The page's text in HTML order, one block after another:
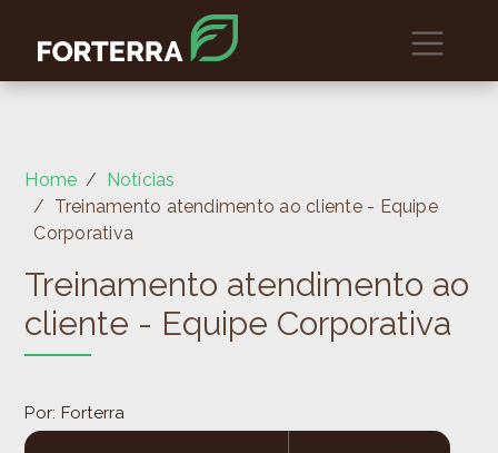
Home
Notícias
Treinamento atendimento ao cliente - Equipe
Corporativa
Treinamento atendimento ao
cliente - Equipe Corporativa
Por: Forterra